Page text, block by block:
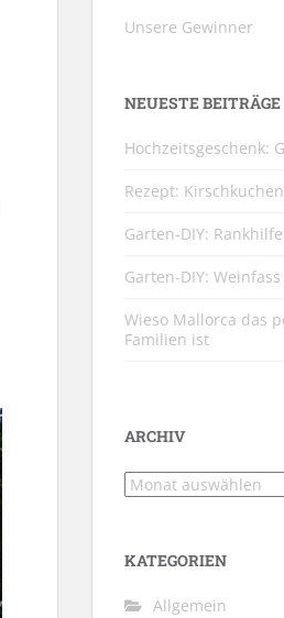
Unsere Gewinner
NEUESTE BEITRÄGE
Hochzeitsgeschenk:
Rezept:
Garten-DIY:
Garten-DIY:
Wieso Mallorca das
Familien ist
ARCHIV
Archiv
KATEGORIEN
Allgemein